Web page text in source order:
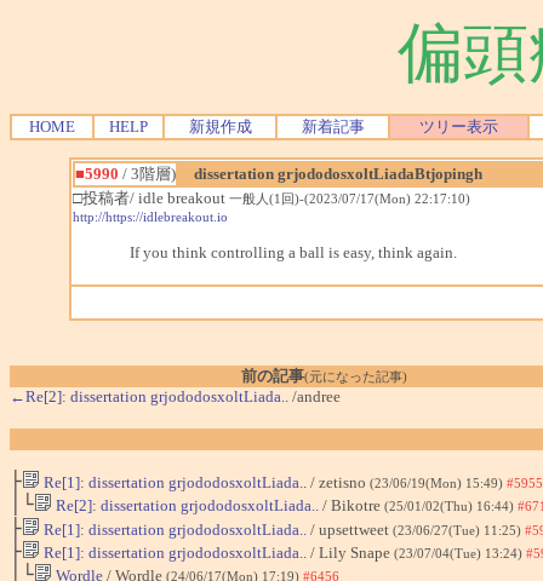
偏
HOME HELP 新規作成 新着記事 ツリー表示
■5990 / 3階層)
dissertation grjododosxoltLiadaBtjopingh
□投稿者/ idle breakout 一般人(1回)-(2023/07/17(Mon) 22:17:10)
http://https://idlebreakout.io
If you think controlling a ball is easy, think again.
前の記事(元になった記事)
←Re[2]: dissertation grjododosxoltLiada.. /andree
├ Re[1]: dissertation grjododosxoltLiada.. / zetisno (23/06/19(Mon) 15:49) #5955
│└ Re[2]: dissertation grjododosxoltLiada.. / Bikotre (25/01/02(Thu) 16:44)
├ Re[1]: dissertation grjododosxoltLiada.. / upsettweet (23/06/27(Tue) 11:25)
├ Re[1]: dissertation grjododosxoltLiada.. / Lily Snape (23/07/04(Tue) 13:24)
│└ Wordle / Wordle (24/06/17(Mon) 17:19) #6456